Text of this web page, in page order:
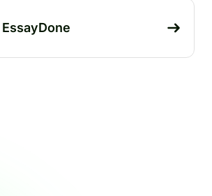
EssayDone